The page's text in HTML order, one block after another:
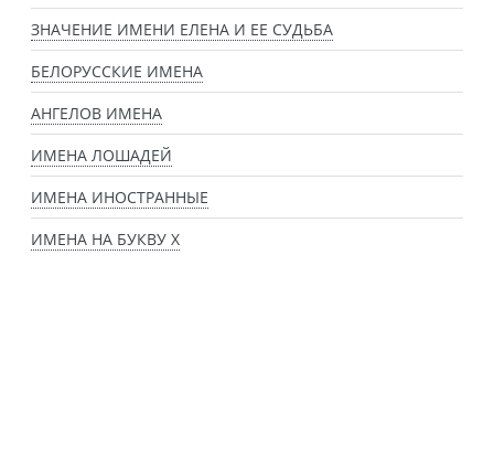
ЗНАЧЕНИЕ ИМЕНИ ЕЛЕНА И ЕЕ СУДЬБА
БЕЛОРУССКИЕ ИМЕНА
АНГЕЛОВ ИМЕНА
ИМЕНА ЛОШАДЕЙ
ИМЕНА ИНОСТРАННЫЕ
ИМЕНА НА БУКВУ Х